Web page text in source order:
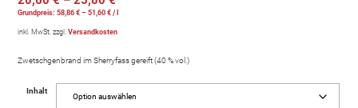
Grundpreis:58,86€ –51,60€ /
inkl. MwSt. zzgl.Versandkosten
Zwetschgenbrand im Sherryfass gereift (40 % vol.)
Inhalt